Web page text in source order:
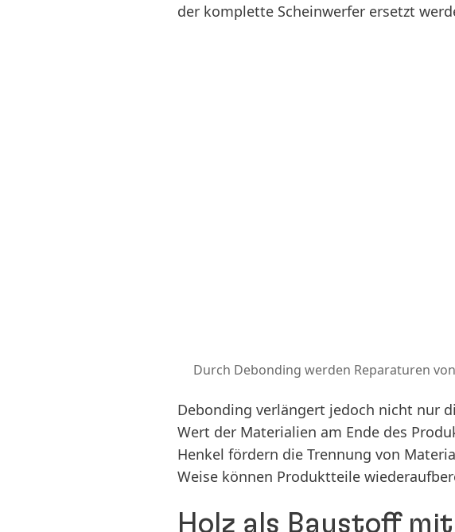
der komplette Scheinwerfer ersetzt
Durch Debonding werden Reparaturen
Debonding verlängert jedoch nicht nur
Wert der Materialien am Ende des
Henkel fördern die Trennung von
Weise können Produktteile
Holz als Baustoff